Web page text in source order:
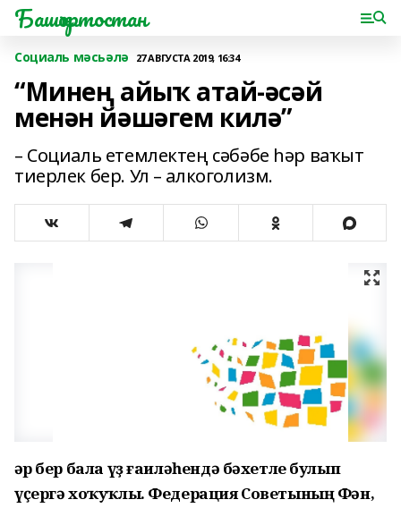
Башҡортостан
Социаль мәсьәлә 27 АВГУСТА 2019, 16:34
“Минең айыҡ атай-әсәй
менән йәшәгем килә”
– Социаль етемлектең сәбәбе һәр ваҡыт
тиерлек бер. Ул – алкоголизм.
Һәр бер бала үҙ ғаиләһендә бәхетле булып
үҫергә хоҡуҡлы. Федерация Советының Фән,